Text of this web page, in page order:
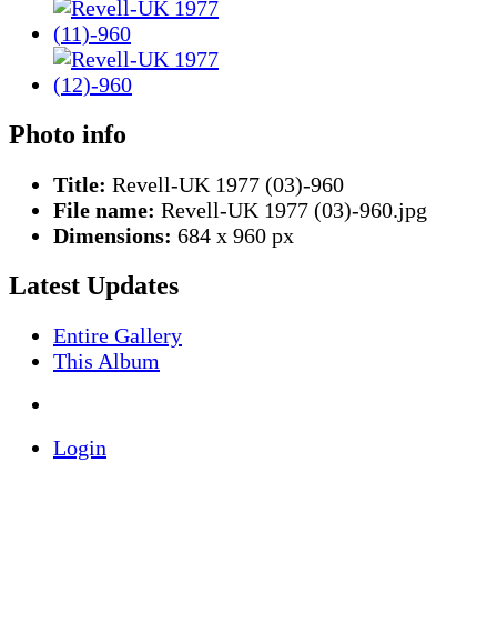
Photo info
Title: Revell-UK 1977 (03)-960
File name: Revell-UK 1977 (03)-960.jpg
Dimensions: 684 x 960 px
Latest Updates
Entire Gallery
This Album
Login